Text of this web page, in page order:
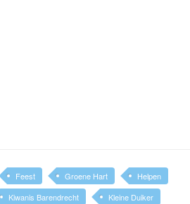
Feest Groene Hart
Helpen
Kiwanis Barendrecht
Kleine Duiker